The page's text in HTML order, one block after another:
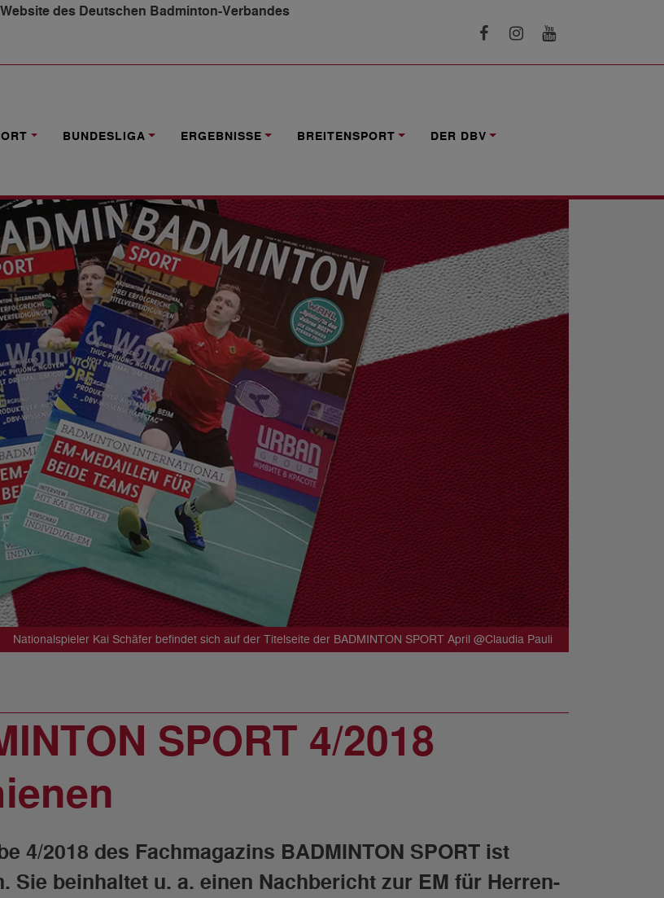
des Deutschen Badminton-Verbandes
BUNDESLIGA ERGEBNISSE BREITENSPORT DER DBV
Nationalspieler Kai Schäfer befindet sich auf der Titelseite der BADMINTON SPORT April @Claudia Pauli
SPORT 4/2018
4/2018 des Fachmagazins BADMINTON SPORT ist
Sie beinhaltet u. a. einen Nachbericht zur EM für Herren-